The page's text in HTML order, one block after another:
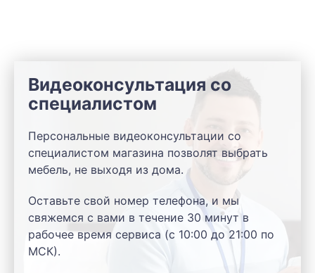
Видеоконсультация со
специалистом
Персональные видеоконсультации со
специалистом магазина позволят выбрать
мебель, не выходя из дома.
Оставьте свой номер телефона, и мы
свяжемся с вами в течение 30 минут в
рабочее время сервиса (с 10:00 до 21:00 по
МСК).